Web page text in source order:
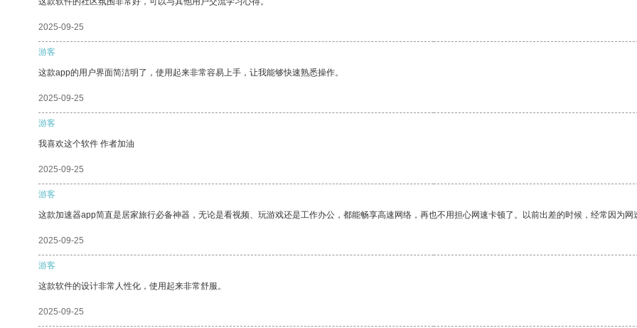
2025-09-25
游客
这款app的用户界面简洁明了，使用起来非常容易上手，让我能够快速熟悉操作。
2025-09-25
游客
我喜欢这个软件 作者加油
2025-09-25
游客
这款加速器app简直是居家旅行必备神器，无论是看视频、玩游戏还是工作办公，都能畅享高速网络，再也不用担心网速卡顿了。以前出差的时候，经常因为
2025-09-25
游客
这款软件的设计非常人性化，使用起来非常舒服。
2025-09-25